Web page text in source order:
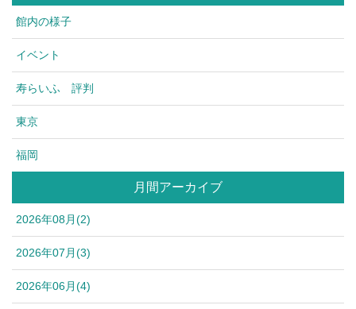
館内の様子
イベント
寿らいふ 評判
東京
福岡
月間アーカイブ
2026年08月(2)
2026年07月(3)
2026年06月(4)